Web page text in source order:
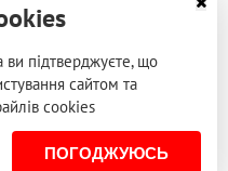
підтверджуєте, що
сайтом та
cookies
ПОГОДЖУЮСЬ